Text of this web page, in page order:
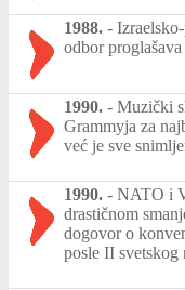
1988. -
odbor
1990. - Muzički
Grammyja za
već je sve
1990. - NATO i
drastičnom
dogovor o
posle II svetskog